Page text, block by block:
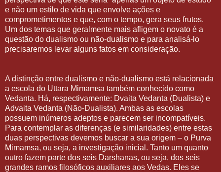
e não um estilo de vida que envolve ações e
comprometimentos e que, com o tempo, gera seus frutos.
Um dos temas que geralmente mais afligem o novato é a
questão do dualismo ou não-dualismo e para analisá-lo
precisaremos levar alguns fatos em consideração.
A distinção entre dualismo e não-dualismo está relacionada
a escola do Uttara Mimamsa também conhecido como
Vedanta. Há, respectivamente: Dvaita Vedanta (Dualista) e
Advaita Vedanta (Não-Dualista). Ambas as escolas
possuem inúmeros adeptos e parecem ser incompatíveis.
Para contemplar as diferenças (e similaridades) entre estas
duas perspectivas devemos buscar a sua origem – o Purva
Mimamsa, ou seja, a investigação inicial. Tanto um quanto
outro fazem parte dos seis Darshanas, ou seja, dos seis
grandes ramos filosóficos auxiliares aos Vedas. Eles se